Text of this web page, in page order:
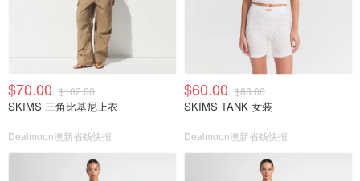
$70.00 $102.00
SKIMS 三角比基尼上衣
Dealmoon澳新省钱快报
$60.00 $88.00
SKIMS TANK 女装
Dealmoon澳新省钱快报